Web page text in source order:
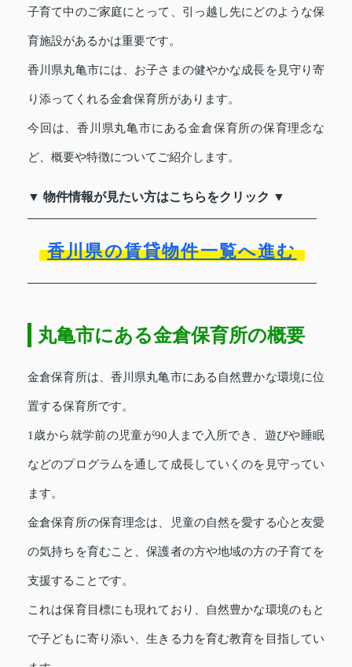
子育て中のご家庭にとって、引っ越し先にどのような保
育施設があるかは重要です。
香川県丸亀市には、お子さまの健やかな成長を見守り寄
り添ってくれる金倉保育所があります。
今回は、香川県丸亀市にある金倉保育所の保育理念な
ど、概要や特徴についてご紹介します。
▼ 物件情報が見たい方はこちらをクリック ▼
香川県の賃貸物件一覧へ進む
丸亀市にある金倉保育所の概要
金倉保育所は、香川県丸亀市にある自然豊かな環境に位
置する保育所です。
1歳から就学前の児童が90人まで入所でき、遊びや睡眠
などのプログラムを通して成長していくのを見守ってい
ます。
金倉保育所の保育理念は、児童の自然を愛する心と友愛
の気持ちを育むこと、保護者の方や地域の方の子育てを
支援することです。
これは保育目標にも現れており、自然豊かな環境のもと
で子どもに寄り添い、生きる力を育む教育を目指してい